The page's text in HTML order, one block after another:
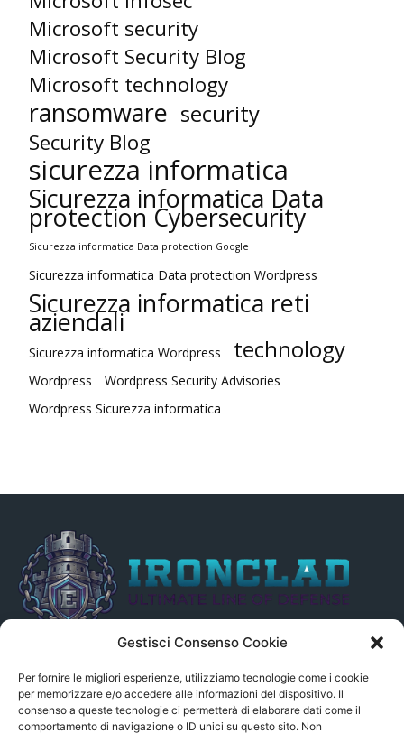
Gestisci Consenso Cookie
Per fornire le migliori esperienze, utilizziamo tecnologie come i cookie
per memorizzare e/o accedere alle informazioni del dispositivo. Il
consenso a queste tecnologie ci permetterà di elaborare dati come il
comportamento di navigazione o ID unici su questo sito. Non
Microsoft security
Microsoft Security Blog
Microsoft technology
ransomware security
Security Blog
sicurezza informatica
Sicurezza informatica Data
protection Cybersecurity
Sicurezza informatica Data protection Google
Sicurezza informatica Data protection Wordpress
Sicurezza informatica reti
aziendali
Sicurezza informatica Wordpress technology
Wordpress
Wordpress Security Advisories
Wordpress Sicurezza informatica
indirettamente, alle Fonti delle notizie segnalate né può essere
ritenuto responsabile ad alcun titolo dei loro contenuti. Si precisa
altresì che le notizie segnalate dall’aggregatore NON sono da
intendersi in alcun modo di proprietà del sito GenSys.it, ad